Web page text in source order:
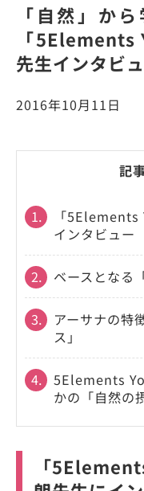
「自然」か
「
先生インタビ
2016年10月11日
記
1.
「
インタビュー
2. ベースとなる
3.
アーサナの特
ス」
4.
5Elements
かの「自然の
「